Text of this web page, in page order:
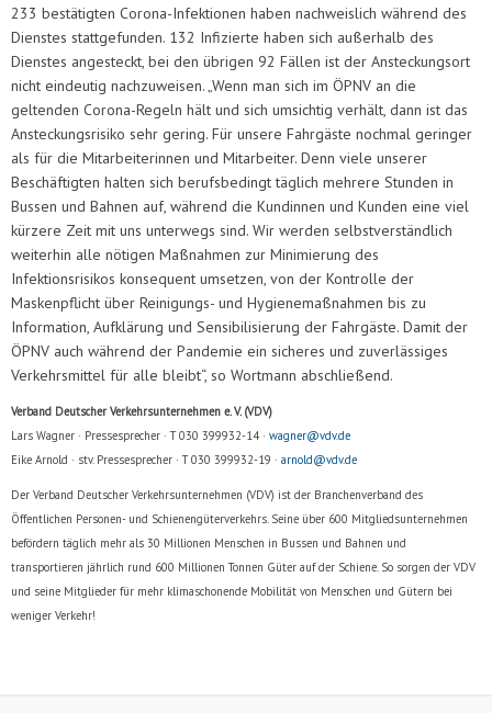
233 bestätigten Corona-Infektionen haben nachweislich während des
Dienstes stattgefunden. 132 Infizierte haben sich außerhalb des
Dienstes angesteckt, bei den übrigen 92 Fällen ist der Ansteckungsort
nicht eindeutig nachzuweisen. „Wenn man sich im ÖPNV an die
geltenden Corona-Regeln hält und sich umsichtig verhält, dann ist das
Ansteckungsrisiko sehr gering. Für unsere Fahrgäste nochmal geringer
als für die Mitarbeiterinnen und Mitarbeiter. Denn viele unserer
Beschäftigten halten sich berufsbedingt täglich mehrere Stunden in
Bussen und Bahnen auf, während die Kundinnen und Kunden eine viel
kürzere Zeit mit uns unterwegs sind. Wir werden selbstverständlich
weiterhin alle nötigen Maßnahmen zur Minimierung des
Infektionsrisikos konsequent umsetzen, von der Kontrolle der
Maskenpflicht über Reinigungs- und Hygienemaßnahmen bis zu
Information, Aufklärung und Sensibilisierung der Fahrgäste. Damit der
ÖPNV auch während der Pandemie ein sicheres und zuverlässiges
Verkehrsmittel für alle bleibt“, so Wortmann abschließend.
Verband Deutscher Verkehrsunternehmen e. V. (VDV)
Lars Wagner · Pressesprecher · T 030 399932-14 · wagner@vdv.de
Eike Arnold · stv. Pressesprecher · T 030 399932-19 · arnold@vdv.de
Der Verband Deutscher Verkehrsunternehmen (VDV) ist der Branchenverband des
Öffentlichen Personen- und Schienengüterverkehrs. Seine über 600 Mitgliedsunternehmen
befördern täglich mehr als 30 Millionen Menschen in Bussen und Bahnen und
transportieren jährlich rund 600 Millionen Tonnen Güter auf der Schiene. So sorgen der VDV
und seine Mitglieder für mehr klimaschonende Mobilität von Menschen und Gütern bei
weniger Verkehr!